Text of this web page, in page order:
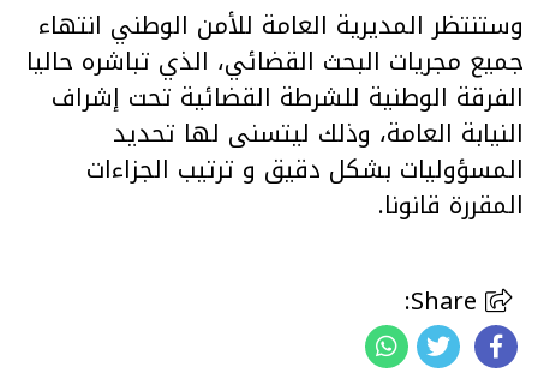
وستنتظر المديرية العامة للأمن الوطني انتهاء
جميع مجريات البحث القضائي، الذي تباشره حاليا
الفرقة الوطنية للشرطة القضائية تحت إشراف
النيابة العامة، وذلك ليتسنى لها تحديد
المسؤوليات بشكل دقيق و ترتيب الجزاءات
المقررة قانونا.